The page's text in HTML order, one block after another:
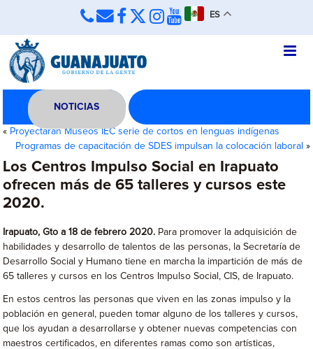
ES
NOTICIAS
« Proyectarán Museos IEC serie de cortos en lenguas indígenas
Programas de capacitación de SDES impulsan la colocación laboral »
Los Centros Impulso Social en Irapuato
ofrecen más de 65 talleres y cursos este
2020.
Irapuato, Gto a 18 de febrero 2020. Para promover la adquisición de
habilidades y desarrollo de talentos de las personas, la Secretaría de
Desarrollo Social y Humano tiene en marcha la impartición de más de
65 talleres y cursos en los Centros Impulso Social, CIS, de Irapuato.
En estos centros las personas que viven en las zonas impulso y la
población en general, pueden tomar alguno de los talleres y cursos,
que los ayudan a desarrollarse y obtener nuevas competencias con
maestros certificados, en diferentes ramas como son artísticas,